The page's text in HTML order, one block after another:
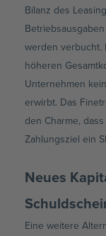
Bilanz des
werden verbucht.
höheren
Unternehmen
erwirbt. Das
den Charme,
Zahlungsziel ein
Neues
Eine weitere